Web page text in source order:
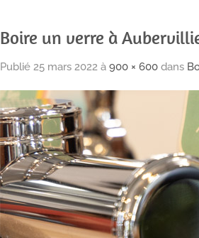
Boire un verre à
Publié 25 mars 2022 à 900 × 600 dans